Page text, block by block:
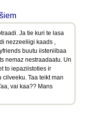
Ja tie kuri te lasa
nezzeeliigi kaads ,
buutu iisteniibaa
nemaz nestraadaatu. Un
to iepaziistoties ir
Taa teikt man
vai kaa?? Mans